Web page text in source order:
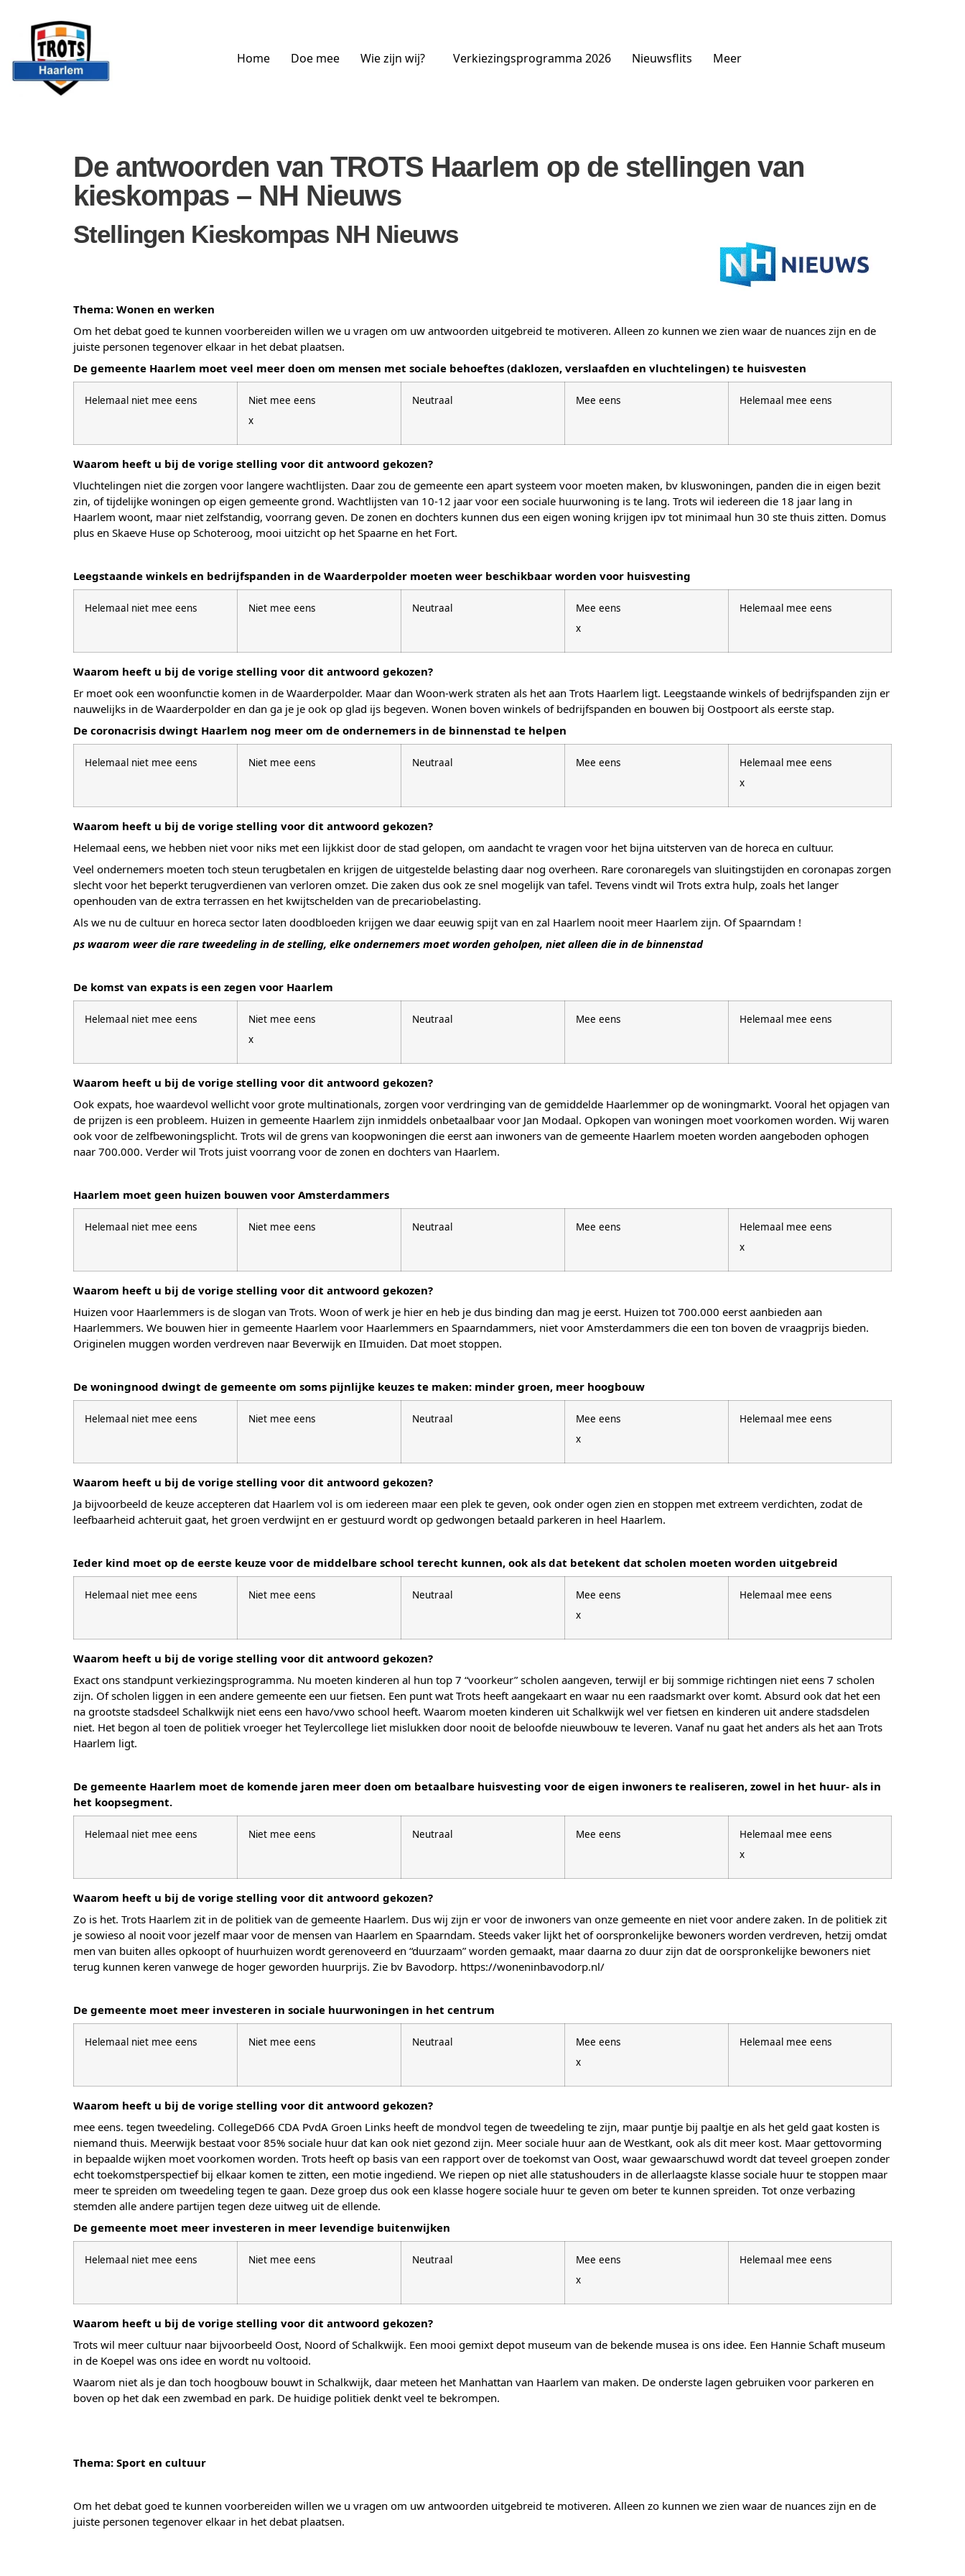
Home Doe mee Wie zijn wij? Verkiezingsprogramma 2026 Nieuwsflits Meer
De antwoorden van TROTS Haarlem op de stellingen van
kieskompas – NH Nieuws
Stellingen Kieskompas NH Nieuws
Thema: Wonen en werken
Om het debat goed te kunnen voorbereiden willen we u vragen om uw antwoorden uitgebreid te motiveren. Alleen zo kunnen we zien waar de nuances zijn en de
juiste personen tegenover elkaar in het debat plaatsen.
De gemeente Haarlem moet veel meer doen om mensen met sociale behoeftes (daklozen, verslaafden en vluchtelingen) te huisvesten
Helemaal niet mee eens
Niet mee eens
x
Neutraal Mee eens Helemaal mee eens
Waarom heeft u bij de vorige stelling voor dit antwoord gekozen?
Vluchtelingen niet die zorgen voor langere wachtlijsten. Daar zou de gemeente een apart systeem voor moeten maken, bv kluswoningen, panden die in eigen bezit
zin, of tijdelijke woningen op eigen gemeente grond. Wachtlijsten van 10-12 jaar voor een sociale huurwoning is te lang. Trots wil iedereen die 18 jaar lang in
Haarlem woont, maar niet zelfstandig, voorrang geven. De zonen en dochters kunnen dus een eigen woning krijgen ipv tot minimaal hun 30 ste thuis zitten. Domus
plus en Skaeve Huse op Schoteroog, mooi uitzicht op het Spaarne en het Fort.
Leegstaande winkels en bedrijfspanden in de Waarderpolder moeten weer beschikbaar worden voor huisvesting
Helemaal niet mee eens Niet mee eens Neutraal
Mee eens
x
Helemaal mee eens
Waarom heeft u bij de vorige stelling voor dit antwoord gekozen?
Er moet ook een woonfunctie komen in de Waarderpolder. Maar dan Woon-werk straten als het aan Trots Haarlem ligt. Leegstaande winkels of bedrijfspanden zijn er
nauwelijks in de Waarderpolder en dan ga je je ook op glad ijs begeven. Wonen boven winkels of bedrijfspanden en bouwen bij Oostpoort als eerste stap.
De coronacrisis dwingt Haarlem nog meer om de ondernemers in de binnenstad te helpen
Helemaal niet mee eens Niet mee eens Neutraal Mee eens
Helemaal mee eens
x
Waarom heeft u bij de vorige stelling voor dit antwoord gekozen?
Helemaal eens, we hebben niet voor niks met een lijkkist door de stad gelopen, om aandacht te vragen voor het bijna uitsterven van de horeca en cultuur.
Veel ondernemers moeten toch steun terugbetalen en krijgen de uitgestelde belasting daar nog overheen. Rare coronaregels van sluitingstijden en coronapas zorgen
slecht voor het beperkt terugverdienen van verloren omzet. Die zaken dus ook ze snel mogelijk van tafel. Tevens vindt wil Trots extra hulp, zoals het langer
openhouden van de extra terrassen en het kwijtschelden van de precariobelasting.
Als we nu de cultuur en horeca sector laten doodbloeden krijgen we daar eeuwig spijt van en zal Haarlem nooit meer Haarlem zijn. Of Spaarndam !
ps waarom weer die rare tweedeling in de stelling, elke ondernemers moet worden geholpen, niet alleen die in de binnenstad
De komst van expats is een zegen voor Haarlem
Helemaal niet mee eens
Niet mee eens
x
Neutraal Mee eens Helemaal mee eens
Waarom heeft u bij de vorige stelling voor dit antwoord gekozen?
Ook expats, hoe waardevol wellicht voor grote multinationals, zorgen voor verdringing van de gemiddelde Haarlemmer op de woningmarkt. Vooral het opjagen van
de prijzen is een probleem. Huizen in gemeente Haarlem zijn inmiddels onbetaalbaar voor Jan Modaal. Opkopen van woningen moet voorkomen worden. Wij waren
ook voor de zelfbewoningsplicht. Trots wil de grens van koopwoningen die eerst aan inwoners van de gemeente Haarlem moeten worden aangeboden ophogen
naar 700.000. Verder wil Trots juist voorrang voor de zonen en dochters van Haarlem.
Haarlem moet geen huizen bouwen voor Amsterdammers
Helemaal niet mee eens Niet mee eens Neutraal Mee eens
Helemaal mee eens
x
Waarom heeft u bij de vorige stelling voor dit antwoord gekozen?
Huizen voor Haarlemmers is de slogan van Trots. Woon of werk je hier en heb je dus binding dan mag je eerst. Huizen tot 700.000 eerst aanbieden aan
Haarlemmers. We bouwen hier in gemeente Haarlem voor Haarlemmers en Spaarndammers, niet voor Amsterdammers die een ton boven de vraagprijs bieden.
Originelen muggen worden verdreven naar Beverwijk en IImuiden. Dat moet stoppen.
De woningnood dwingt de gemeente om soms pijnlijke keuzes te maken: minder groen, meer hoogbouw
Helemaal niet mee eens Niet mee eens Neutraal
Mee eens
x
Helemaal mee eens
Waarom heeft u bij de vorige stelling voor dit antwoord gekozen?
Ja bijvoorbeeld de keuze accepteren dat Haarlem vol is om iedereen maar een plek te geven, ook onder ogen zien en stoppen met extreem verdichten, zodat de
leefbaarheid achteruit gaat, het groen verdwijnt en er gestuurd wordt op gedwongen betaald parkeren in heel Haarlem.
Ieder kind moet op de eerste keuze voor de middelbare school terecht kunnen, ook als dat betekent dat scholen moeten worden uitgebreid
Helemaal niet mee eens Niet mee eens Neutraal
Mee eens
x
Helemaal mee eens
Waarom heeft u bij de vorige stelling voor dit antwoord gekozen?
Exact ons standpunt verkiezingsprogramma. Nu moeten kinderen al hun top 7 “voorkeur” scholen aangeven, terwijl er bij sommige richtingen niet eens 7 scholen
zijn. Of scholen liggen in een andere gemeente een uur fietsen. Een punt wat Trots heeft aangekaart en waar nu een raadsmarkt over komt. Absurd ook dat het een
na grootste stadsdeel Schalkwijk niet eens een havo/vwo school heeft. Waarom moeten kinderen uit Schalkwijk wel ver fietsen en kinderen uit andere stadsdelen
niet. Het begon al toen de politiek vroeger het Teylercollege liet mislukken door nooit de beloofde nieuwbouw te leveren. Vanaf nu gaat het anders als het aan Trots
Haarlem ligt.
De gemeente Haarlem moet de komende jaren meer doen om betaalbare huisvesting voor de eigen inwoners te realiseren, zowel in het huur- als in
het koopsegment.
Helemaal niet mee eens Niet mee eens Neutraal Mee eens
Helemaal mee eens
x
Waarom heeft u bij de vorige stelling voor dit antwoord gekozen?
Zo is het. Trots Haarlem zit in de politiek van de gemeente Haarlem. Dus wij zijn er voor de inwoners van onze gemeente en niet voor andere zaken. In de politiek zit
je sowieso al nooit voor jezelf maar voor de mensen van Haarlem en Spaarndam. Steeds vaker lijkt het of oorspronkelijke bewoners worden verdreven, hetzij omdat
men van buiten alles opkoopt of huurhuizen wordt gerenoveerd en “duurzaam” worden gemaakt, maar daarna zo duur zijn dat de oorspronkelijke bewoners niet
terug kunnen keren vanwege de hoger geworden huurprijs. Zie bv Bavodorp. https://woneninbavodorp.nl/
De gemeente moet meer investeren in sociale huurwoningen in het centrum
Helemaal niet mee eens Niet mee eens Neutraal
Mee eens
x
Helemaal mee eens
Waarom heeft u bij de vorige stelling voor dit antwoord gekozen?
mee eens. tegen tweedeling. CollegeD66 CDA PvdA Groen Links heeft de mondvol tegen de tweedeling te zijn, maar puntje bij paaltje en als het geld gaat kosten is
niemand thuis. Meerwijk bestaat voor 85% sociale huur dat kan ook niet gezond zijn. Meer sociale huur aan de Westkant, ook als dit meer kost. Maar gettovorming
in bepaalde wijken moet voorkomen worden. Trots heeft op basis van een rapport over de toekomst van Oost, waar gewaarschuwd wordt dat teveel groepen zonder
echt toekomstperspectief bij elkaar komen te zitten, een motie ingediend. We riepen op niet alle statushouders in de allerlaagste klasse sociale huur te stoppen maar
meer te spreiden om tweedeling tegen te gaan. Deze groep dus ook een klasse hogere sociale huur te geven om beter te kunnen spreiden. Tot onze verbazing
stemden alle andere partijen tegen deze uitweg uit de ellende.
De gemeente moet meer investeren in meer levendige buitenwijken
Helemaal niet mee eens Niet mee eens Neutraal
Mee eens
x
Helemaal mee eens
Waarom heeft u bij de vorige stelling voor dit antwoord gekozen?
Trots wil meer cultuur naar bijvoorbeeld Oost, Noord of Schalkwijk. Een mooi gemixt depot museum van de bekende musea is ons idee. Een Hannie Schaft museum
in de Koepel was ons idee en wordt nu voltooid.
Waarom niet als je dan toch hoogbouw bouwt in Schalkwijk, daar meteen het Manhattan van Haarlem van maken. De onderste lagen gebruiken voor parkeren en
boven op het dak een zwembad en park. De huidige politiek denkt veel te bekrompen.
Thema: Sport en cultuur
Om het debat goed te kunnen voorbereiden willen we u vragen om uw antwoorden uitgebreid te motiveren. Alleen zo kunnen we zien waar de nuances zijn en de
juiste personen tegenover elkaar in het debat plaatsen.